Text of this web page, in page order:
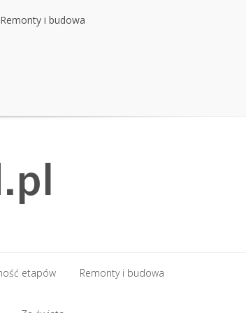
Remonty i budowa
etapów Remonty i budowa